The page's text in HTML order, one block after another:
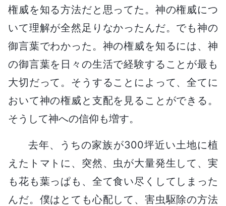
権威を知る方法だと思ってた。神の権威につ
いて理解が全然足りなかったんだ。でも神の
御言葉でわかった。神の権威を知るには、神
の御言葉を日々の生活で経験することが最も
大切だって。そうすることによって、全てに
おいて神の権威と支配を見ることができる。
そうして神への信仰も増す。
去年、うちの家族が300坪近い土地に植
えたトマトに、突然、虫が大量発生して、実
も花も葉っぱも、全て食い尽くしてしまった
んだ。僕はとても心配して、害虫駆除の方法